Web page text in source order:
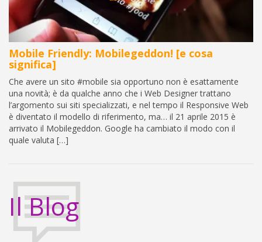
Mobile Friendly: Mobilegeddon! [e cosa
significa]
Che avere un sito #mobile sia opportuno non è esattamente
una novità; è da qualche anno che i Web Designer trattano
l’argomento sui siti specializzati, e nel tempo il Responsive Web
è diventato il modello di riferimento, ma… il 21 aprile 2015 è
arrivato il Mobilegeddon. Google ha cambiato il modo con il
quale valuta […]
Il Blog